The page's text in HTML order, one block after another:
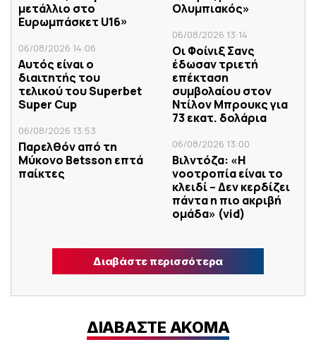
μετάλλιο στο
Ευρωμπάσκετ U16»
06/08/2026 14:06
Αυτός είναι ο
διαιτητής του
τελικού του Superbet
Super Cup
06/08/2026 13:53
Παρελθόν από τη
Μύκονο Betsson επτά
παίκτες
Ολυμπιακός»
06/08/2026 13:14
Οι Φοίνιξ Σανς
έδωσαν τριετή
επέκταση
συμβολαίου στον
Ντίλον Μπρουκς για
73 εκατ. δολάρια
06/08/2026 13:00
Βιλντόζα: «Η
νοοτροπία είναι το
κλειδί – Δεν κερδίζει
πάντα η πιο ακριβή
ομάδα» (vid)
Διαβάστε περισσότερα
ΔΙΑΒΑΣΤΕ ΑΚΟΜΑ